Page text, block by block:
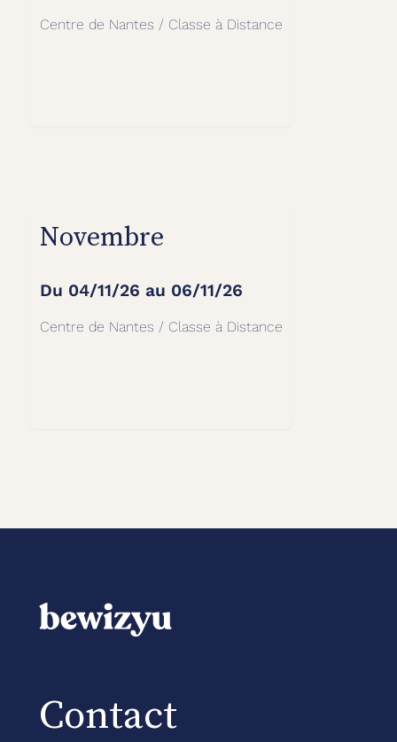
Centre de Nantes / Classe à Distance
Novembre
Du 04/11/26 au 06/11/26
Centre de Nantes / Classe à Distance
Contact